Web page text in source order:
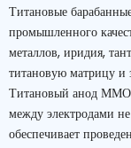
Титановые
промышленного
металлов, иридия,
титановую матрицу и
Титановый анод ММО
между электродами не
обеспечивает